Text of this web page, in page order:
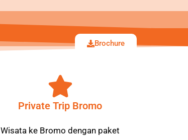
Brochure
Private Trip Bromo
Wisata ke Bromo dengan paket